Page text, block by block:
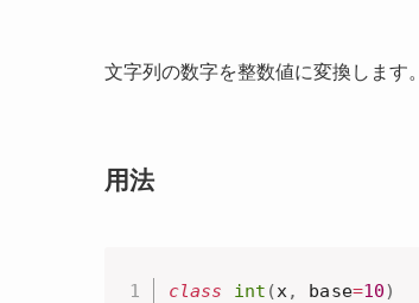
文字列の数字を整数値に変換します。
用法
class int (x, base=10)